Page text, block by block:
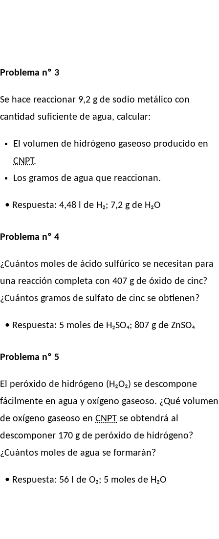
Problema nº 3
Se hace reaccionar 9,2 g de sodio metálico con
cantidad suficiente de agua, calcular:
El volumen de hidrógeno gaseoso producido en
CNPT.
Los gramos de agua que reaccionan.
• Respuesta: 4,48 l de H₂; 7,2 g de H₂O
Problema nº 4
¿Cuántos moles de ácido sulfúrico se necesitan para
una reacción completa con 407 g de óxido de cinc?
¿Cuántos gramos de sulfato de cinc se obtienen?
• Respuesta: 5 moles de H₂SO₄; 807 g de ZnSO₄
Problema nº 5
El peróxido de hidrógeno (H₂O₂) se descompone
fácilmente en agua y oxígeno gaseoso. ¿Qué volumen
de oxígeno gaseoso en CNPT se obtendrá al
descomponer 170 g de peróxido de hidrógeno?
¿Cuántos moles de agua se formarán?
• Respuesta: 56 l de O₂; 5 moles de H₂O